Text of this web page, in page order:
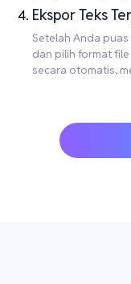
Ekspor Teks
Setelah Anda
dan pilih format
secara otomatis,